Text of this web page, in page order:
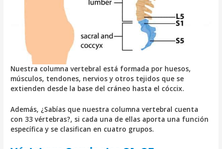
Nuestra columna vertebral está formada por huesos,
músculos, tendones, nervios y otros tejidos que se
extienden desde la base del cráneo hasta el cóccix.
Además, ¿Sabías que nuestra columna vertebral cuenta
con 33 vértebras?, si cada una de ellas aporta una función
específica y se clasifican en cuatro grupos.